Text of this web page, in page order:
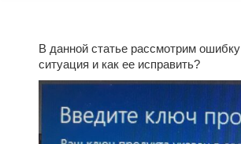
В данной статье рассмотрим
ситуация и как ее исправить?